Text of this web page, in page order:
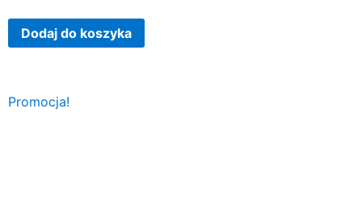
Dodaj do koszyka
Promocja!